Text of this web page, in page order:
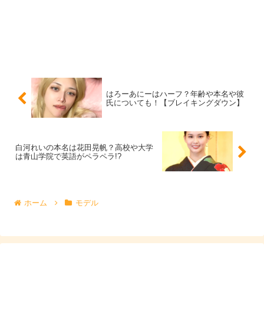
気になるのがスリーサイズやカップサイズについてです
はろーあにーさんは事務所にも所属されていないようです
し、グラビアなどの経歴もないようで、
はろーあにーはハーフ？年齢や本名や彼
氏についても！【ブレイキングダウン】
白河れいの本名は花田晃帆？高校や大学
は青山学院で英語がペラペラ!?
ホーム モデル